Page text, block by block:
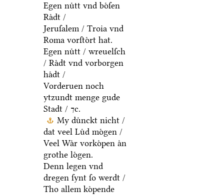
Egen nuͤtt vnd boͤſen
Raͤdt /
Jeruſalem / Troia vnd
Roma vorſtoͤrt hat.
Egen nuͤtt / wreuelſch
/ Raͤdt vnd vorborgen
haͤdt /
Vorderuen noch
ytzundt menge gude
Stadt / ⁊c.
My duͤnckt nicht /
dat veel Luͤd moͤgen /
Veel Waͤr vorkoͤpen aͤn
grothe loͤgen.
Denn legen vnd
dregen ſynt ſo werdt /
Tho allem koͤpende